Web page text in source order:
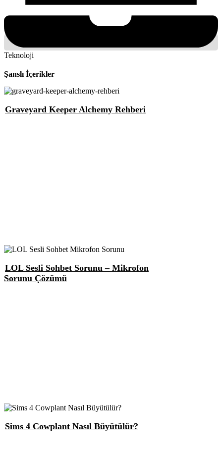
Teknoloji
Şanslı İçerikler
Graveyard Keeper Alchemy Rehberi
LOL Sesli Sohbet Sorunu – Mikrofon
Sorunu Çözümü
Sims 4 Cowplant Nasıl Büyütülür?